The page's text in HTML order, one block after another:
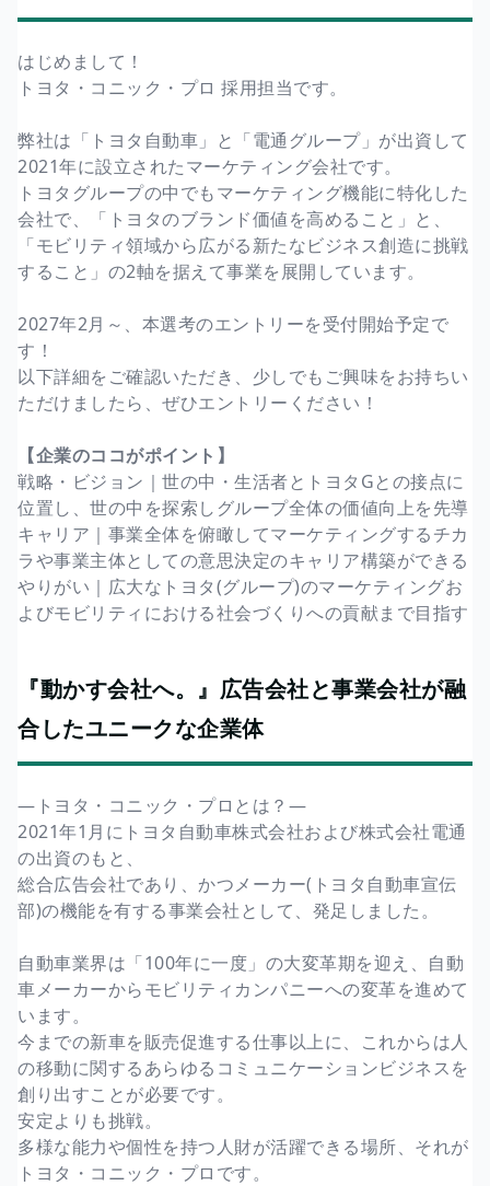
はじめまして！
トヨタ・コニック・プロ 採用担当です。
弊社は「トヨタ自動車」と「電通グループ」が出資して
2021年に設立されたマーケティング会社です。
トヨタグループの中でもマーケティング機能に特化した
会社で、「トヨタのブランド価値を高めること」と、
「モビリティ領域から広がる新たなビジネス創造に挑戦
すること」の2軸を据えて事業を展開しています。
2027年2月～、本選考のエントリーを受付開始予定で
す！
以下詳細をご確認いただき、少しでもご興味をお持ちい
ただけましたら、ぜひエントリーください！
【企業のココがポイント】
戦略・ビジョン｜世の中・生活者とトヨタGとの接点に
位置し、世の中を探索しグループ全体の価値向上を先導
キャリア｜事業全体を俯瞰してマーケティングするチカ
ラや事業主体としての意思決定のキャリア構築ができる
やりがい｜広大なトヨタ(グループ)のマーケティングお
よびモビリティにおける社会づくりへの貢献まで目指す
『動かす会社へ。』広告会社と事業会社が融
合したユニークな企業体
―トヨタ・コニック・プロとは？―
2021年1月にトヨタ自動車株式会社および株式会社電通
の出資のもと、
総合広告会社であり、かつメーカー(トヨタ自動車宣伝
部)の機能を有する事業会社として、発足しました。
自動車業界は「100年に一度」の大変革期を迎え、自動
車メーカーからモビリティカンパニーへの変革を進めて
います。
今までの新車を販売促進する仕事以上に、これからは人
の移動に関するあらゆるコミュニケーションビジネスを
創り出すことが必要です。
安定よりも挑戦。
多様な能力や個性を持つ人財が活躍できる場所、それが
トヨタ・コニック・プロです。